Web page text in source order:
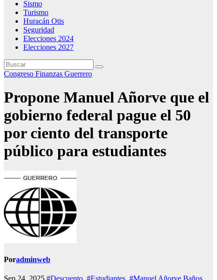
Sismo
Turismo
Huracán Otis
Seguridad
Elecciones 2024
Elecciones 2027
Congreso Finanzas Guerrero
Propone Manuel Añorve que el
gobierno federal pague el 50
por ciento del transporte
público para estudiantes
Poradminweb